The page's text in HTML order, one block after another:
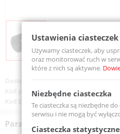
Kod produktu:KB2558-OP-MTM
Kod EAN:5907772123140
Parametry techniczne
Ustawienia ciasteczek
Używamy ciasteczek, aby
oraz monitorować ruch w
które z nich są aktywne.
Niezbędne ciasteczka
Te ciasteczka są niezbędne do
serwisu i nie mogą być
Ciasteczka statystyczne